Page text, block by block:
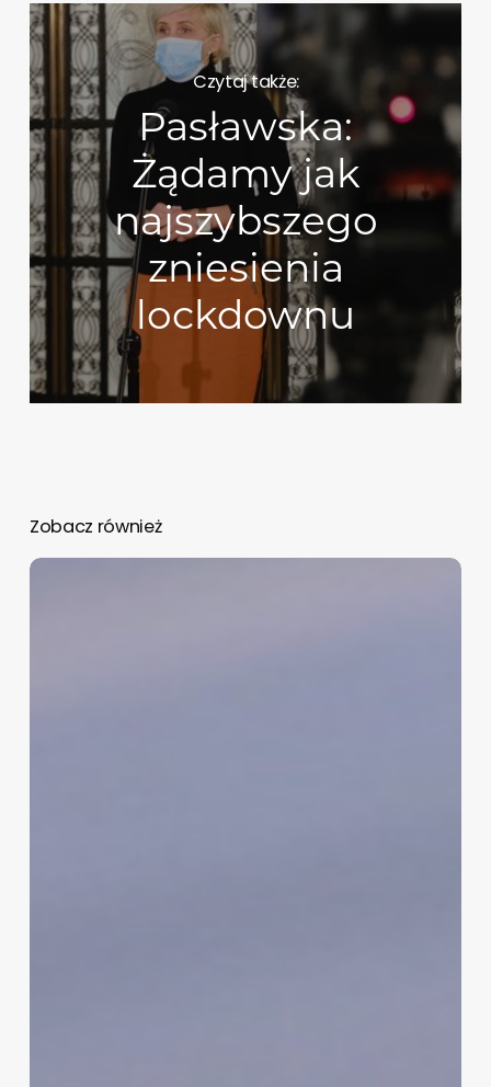
Czytaj także:
Pasławska:
Żądamy jak
najszybszego
zniesienia
lockdownu
Zobacz również